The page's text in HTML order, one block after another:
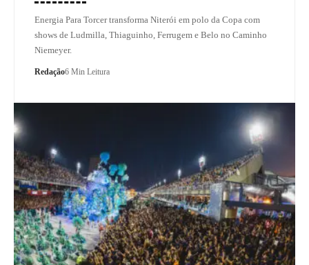
Energia Para Torcer transforma Niterói em polo da Copa com
shows de Ludmilla, Thiaguinho, Ferrugem e Belo no Caminho
Niemeyer.
Redação6 Min Leitura